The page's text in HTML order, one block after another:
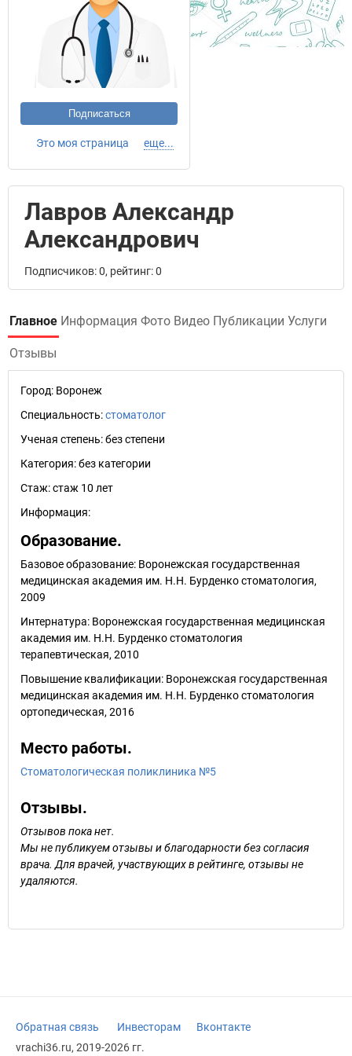
Подписаться
Это моя страница еще...
Лавров Александр
Александрович
Подписчиков: 0, рейтинг: 0
Главное Информация Фото Видео Публикации Услуги
Отзывы
Город: Воронеж
Специальность:стоматолог
Ученая степень:без степени
Категория:без категории
Стаж:стаж 10 лет
Информация:
Образование.
Базовое образование: Воронежская государственная
медицинская академия им. Н.Н. Бурденко стоматология,
2009
Интернатура: Воронежская государственная медицинская
академия им. Н.Н. Бурденко стоматология
терапевтическая, 2010
Повышение квалификации: Воронежская государственная
медицинская академия им. Н.Н. Бурденко стоматология
ортопедическая, 2016
Место работы.
Стоматологическая поликлиника №5
Отзывы.
Отзывов пока нет.
Мы не публикуем отзывы и благодарности без согласия
врача. Для врачей, участвующих в рейтинге, отзывы не
удаляются.
Обратная связь Инвесторам
Вконтакте
vrachi36.ru, 2019-2026 гг.